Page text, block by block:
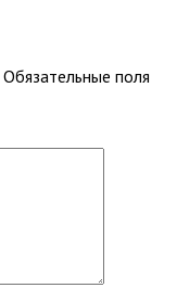
Обязательные поля